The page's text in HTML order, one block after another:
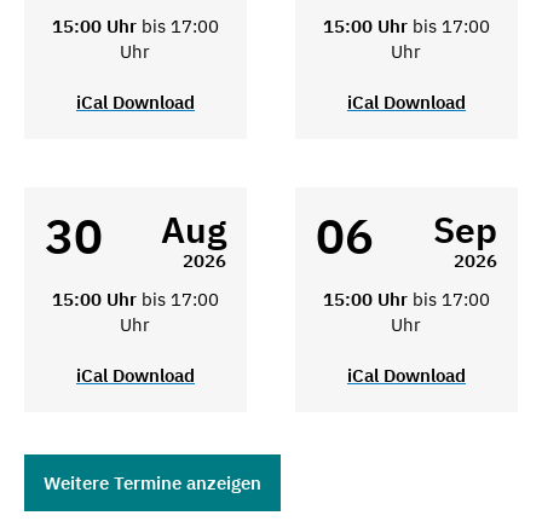
15:00 Uhr bis 17:00
Uhr
iCal Download
15:00 Uhr bis 17:00
Uhr
iCal Download
30 Aug
2026
15:00 Uhr bis 17:00
Uhr
iCal Download
06 Sep
2026
15:00 Uhr bis 17:00
Uhr
iCal Download
Weitere Termine anzeigen